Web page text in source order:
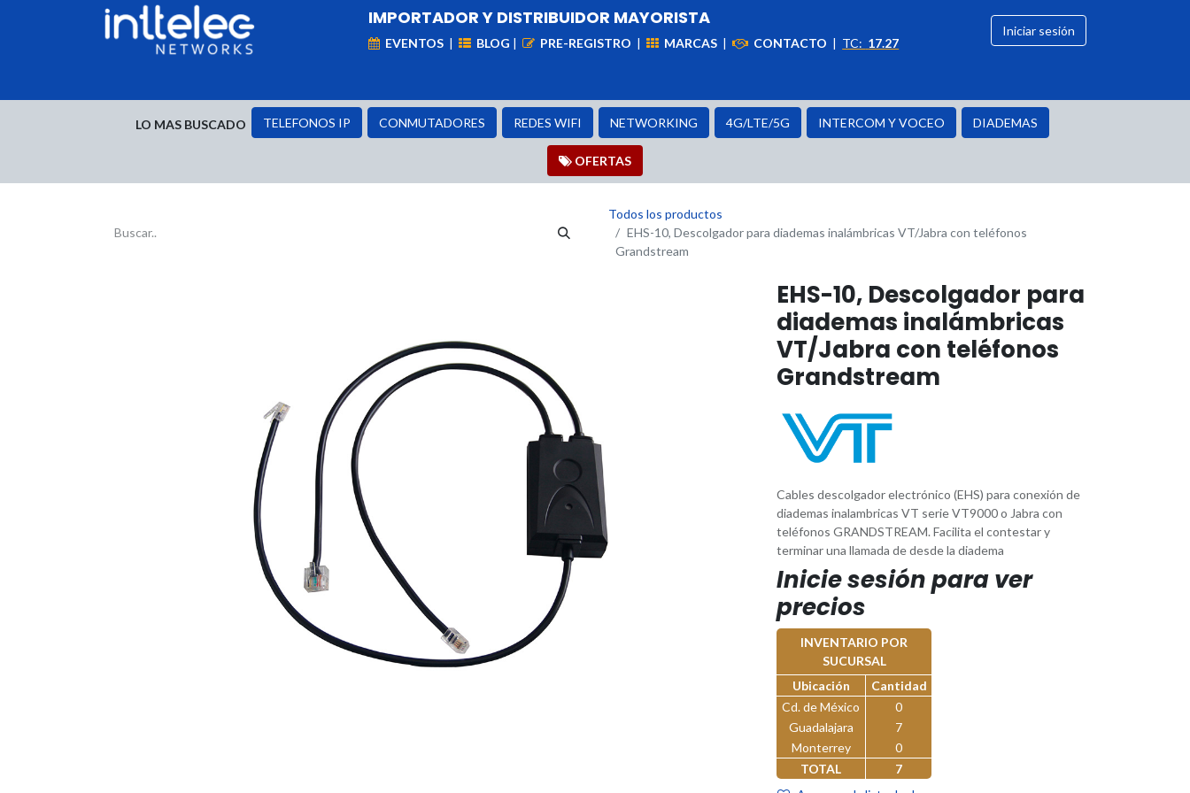
IMPORTADOR Y DISTRIBUIDOR MAYORISTA
EVENTOS | BLOG | PRE-REGISTRO | MARCAS | CONTACTO | TC: 17.27
Iniciar sesión
LO MAS BUSCADO TELEFONOS IP CONMUTADORES REDES WIFI NETWORKING 4G/LTE/5G INTERCOM Y VOCEO DIADEMAS
OFER​​​​TAS
Todos los productos
EHS-10, Descolgador para diademas inalámbricas VT/Jabra con teléfonos
Grandstream
EHS-10, Descolgador para
diademas inalámbricas
VT/Jabra con teléfonos
Grandstream
Cables descolgador electrónico (EHS) para conexión de
diademas inalambricas VT serie VT9000 o Jabra con
teléfonos GRANDSTREAM. Facilita el contestar y
terminar una llamada de desde la diadema
Inicie sesión para ver
precios
INVENTARIO POR
SUCURSAL
Ubicación
Cantidad
Cd. de México
0
Guadalajara
7
Monterrey
0
TOTAL
7